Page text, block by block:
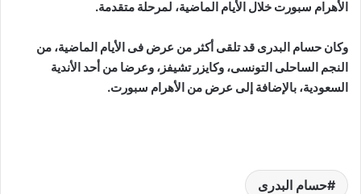
الأهرام سبورت خلال الأيام الماضية، لمرحلة متقدمة.
وكان حسام البدرى قد تلقى أكثر من عرض فى الأيام الماضية، من
النجم الساحلى التونسى، وكايزر تشيفز، وعرضا من أحد الأندية
السعودية، بالإضافة إلى عرض من الأهرام سبورت.
حسام البدرى